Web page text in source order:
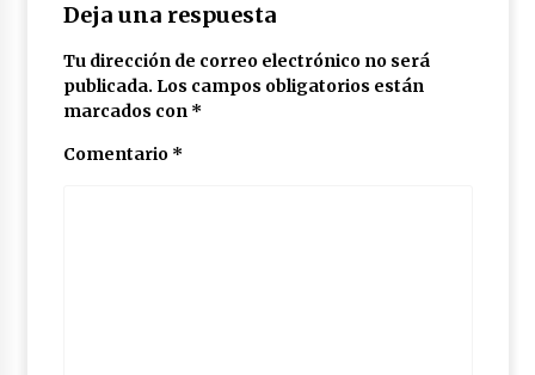
Deja una respuesta
Tu dirección de correo electrónico no será
publicada. Los campos obligatorios están
marcados con *
Comentario *